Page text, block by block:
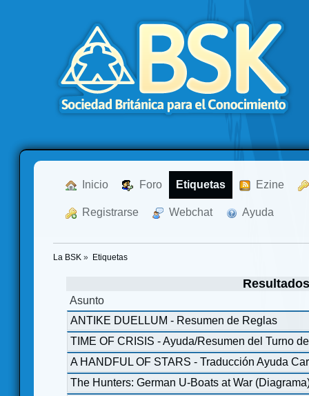
Inicio Foro Etiquetas Ezine
Registrarse Webchat Ayuda
La BSK » Etiquetas
Asunto
ANTIKE DUELLUM - Resumen de Reglas
TIME OF CRISIS - Ayuda/Resumen del Turno
A HANDFUL OF STARS - Traducción Ayuda
The Hunters: German U-Boats at War